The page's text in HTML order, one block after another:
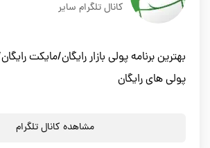
کانال تلگرام سایر
بهترین برنامه پولی بازار رایگان/مایکت
پولی های رایگان
مشاهده کانال تلگرام